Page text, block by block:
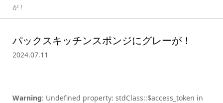
が！
パックスキッチンスポンジにグレーが！
2024.07.11
Warning: Undefined property: stdClass::$access_token in